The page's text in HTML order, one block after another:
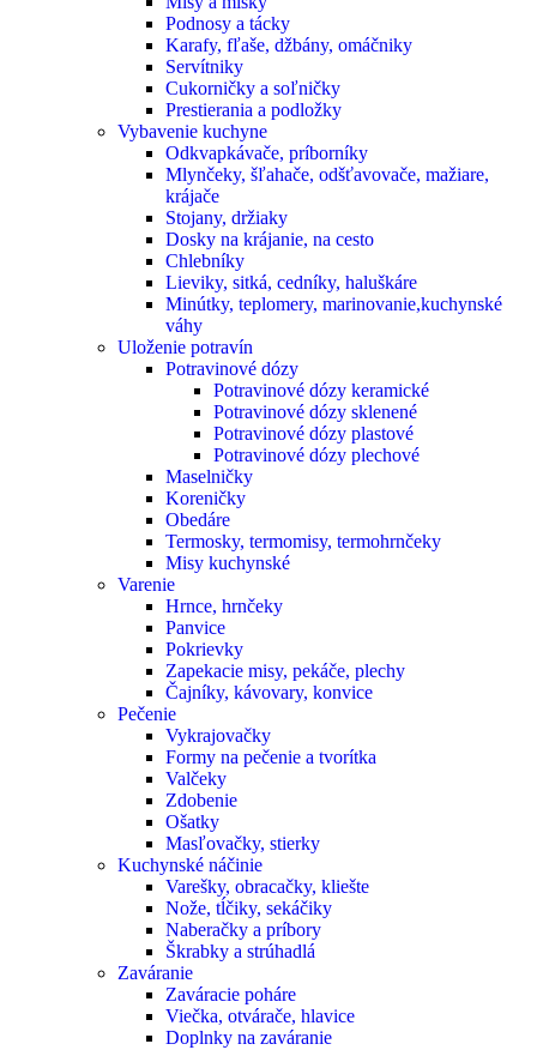
Podnosy a tácky
Karafy, fľaše, džbány, omáčniky
Servítniky
Cukorničky a soľničky
Prestierania a podložky
Vybavenie kuchyne
Odkvapkávače, príborníky
Mlynčeky, šľahače, odšťavovače, mažiare,
krájače
Stojany, držiaky
Dosky na krájanie, na cesto
Chlebníky
Lieviky, sitká, cedníky, haluškáre
Minútky, teplomery, marinovanie,kuchynské
váhy
Uloženie potravín
Potravinové dózy
Potravinové dózy keramické
Potravinové dózy sklenené
Potravinové dózy plastové
Potravinové dózy plechové
Maselničky
Koreničky
Obedáre
Termosky, termomisy, termohrnčeky
Misy kuchynské
Varenie
Hrnce, hrnčeky
Panvice
Pokrievky
Zapekacie misy, pekáče, plechy
Čajníky, kávovary, konvice
Pečenie
Vykrajovačky
Formy na pečenie a tvorítka
Valčeky
Zdobenie
Ošatky
Masľovačky, stierky
Kuchynské náčinie
Varešky, obracačky, kliešte
Nože, tĺčiky, sekáčiky
Naberačky a príbory
Škrabky a strúhadlá
Zaváranie
Zaváracie poháre
Viečka, otvárače, hlavice
Doplnky na zaváranie